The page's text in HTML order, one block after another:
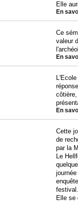
Elle
En
Ce
valeur
En
En
Cette
de
par la
Le
festival.
Elle se